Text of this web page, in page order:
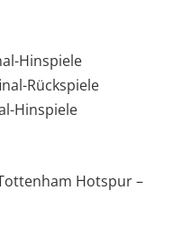
Hinspiele
Rückspiele
Hinspiele
Hotspur –